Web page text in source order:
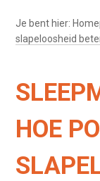
Je bent hier:
slapeloosheid
HOE